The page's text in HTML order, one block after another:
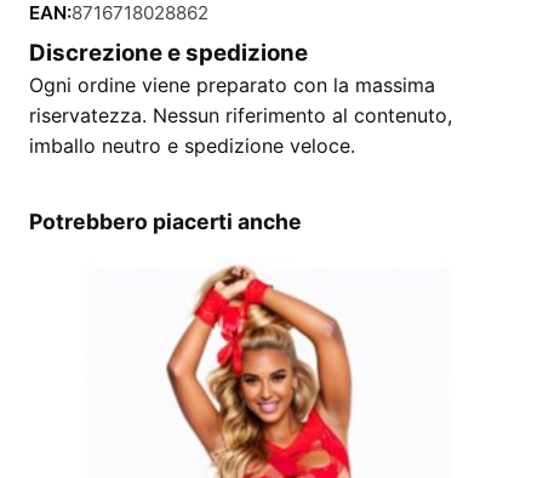
EAN:8716718028862
Discrezione e spedizione
Ogni ordine viene preparato con la massima
riservatezza. Nessun riferimento al contenuto,
imballo neutro e spedizione veloce.
Potrebbero piacerti anche